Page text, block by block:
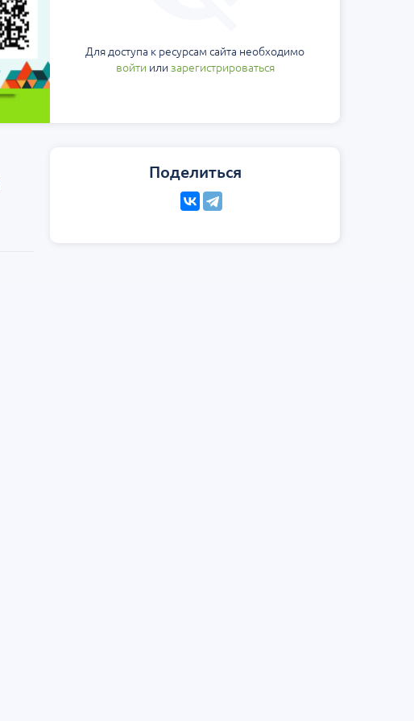
Для доступа к ресурсам сайта необходимо
войти или зарегистрироваться
Поделиться